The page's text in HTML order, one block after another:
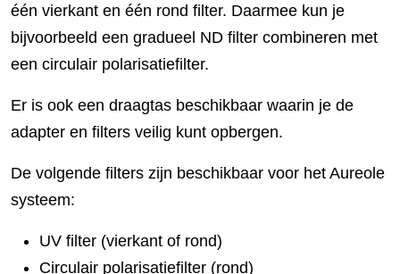
één vierkant en één rond filter. Daarmee kun je
bijvoorbeeld een gradueel ND filter combineren met
een circulair polarisatiefilter.
Er is ook een draagtas beschikbaar waarin je de
adapter en filters veilig kunt opbergen.
De volgende filters zijn beschikbaar voor het Aureole
systeem:
UV filter (vierkant of rond)
Circulair polarisatiefilter (rond)